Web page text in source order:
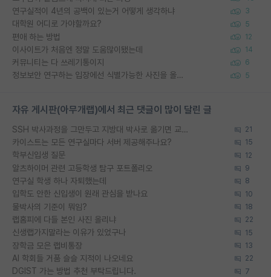
연구실적이 4년의 공백이 있는거 어떻게 생각하냐 3
대학원 어디로 가야할까요? 5
편애 하는 방법 12
이사이트가 처음엔 정말 도움많이됐는데 14
커뮤니티는 다 쓰레기통이지 6
정보보안 연구하는 입장에선 식별가능한 사진을 올리는건 비추이긴함 5
자유 게시판(아무개랩)에서 최근 댓글이 많이 달린 글
SSH 박사과정을 그만두고 지방대 박사로 옮기면 교수의 꿈은 끝일까요? 21
카이스트는 모든 연구실마다 서버 제공해주나요? 15
학부신입생 질문 12
알츠하이머 관련 고등학생 탐구 포트폴리오 9
연구실 학생 하나 자퇴했는데 8
입학도 안한 신입생이 원래 관심을 받나요 10
물박사의 기준이 뭐임? 18
랩홈피에 다들 본인 사진 올리냐 22
신생랩가지말라는 이유가 있었구나 15
장학금 모은 랩비통장 13
AI 학회들 거품 슬슬 지적이 나오네요 22
DGIST 가는 방법 추천 부탁드립니다. 7